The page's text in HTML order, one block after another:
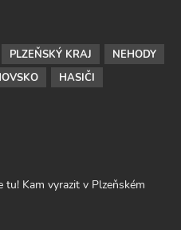
PLZEŇSKÝ KRAJ
NEHODY
HASIČI
tu! Kam vyrazit v Plzeňském